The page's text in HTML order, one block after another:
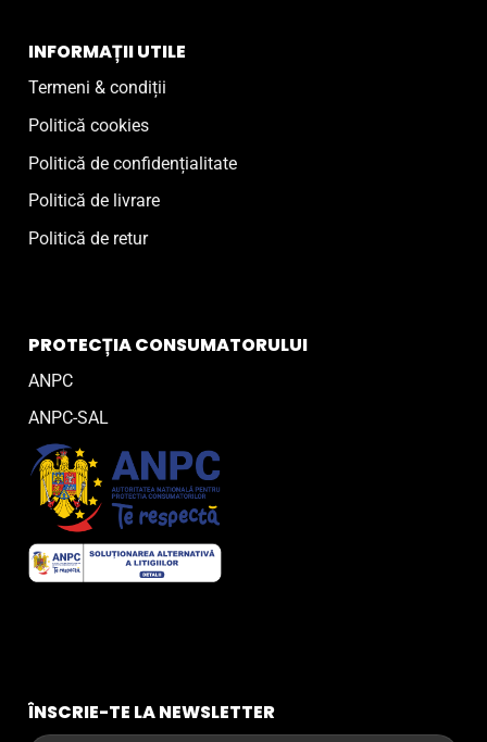
INFORMAȚII UTILE
Termeni & condiții
Politică cookies
Politică de confidențialitate
Politică de livrare
Politică de retur
PROTECȚIA CONSUMATORULUI
ANPC
ANPC-SAL
ÎNSCRIE-TE LA NEWSLETTER